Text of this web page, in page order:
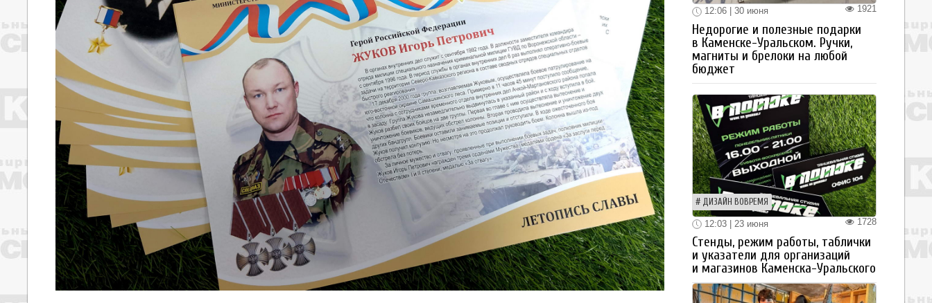
1921
12:06 | 30 июня
Недорогие и полезные подарки
в Каменске-Уральском. Ручки,
магниты и брелоки на любой
бюджет
ДИЗАЙН ВОВРЕМЯ
1728
12:03 | 23 июня
Стенды, режим работы, таблички
и указатели для организаций
и магазинов Каменска-Уральского